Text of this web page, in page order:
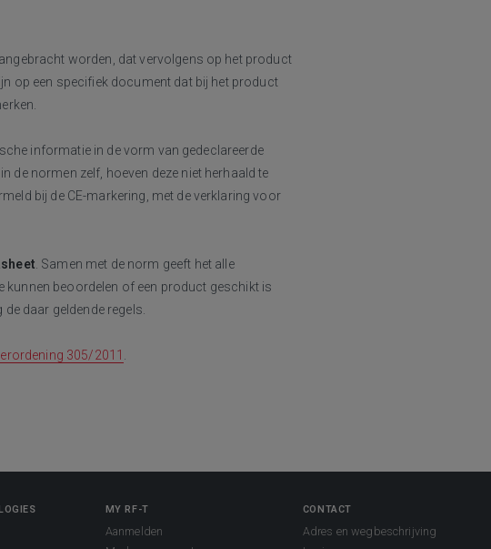
worden, dat vervolgens op het product
op een specifiek document dat bij het product
informatie in de vorm van gedeclareerde
de normen zelf, hoeven deze niet herhaald te
bij de CE-markering, met de verklaring voor
. Samen met de norm geeft het alle
beoordelen of een product geschikt is
daar geldende regels.
305/2011 .
MY RF-T
Aanmelden
CONTACT
Adres en wegbeschrijving